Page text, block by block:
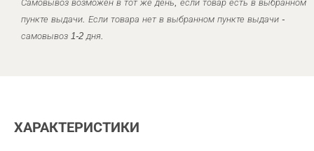
Самовывоз возможен в тот же день, если товар есть в выбранном
пункте выдачи. Если товара нет в выбранном пункте выдачи -
самовывоз 1-2 дня.
ХАРАКТЕРИСТИКИ